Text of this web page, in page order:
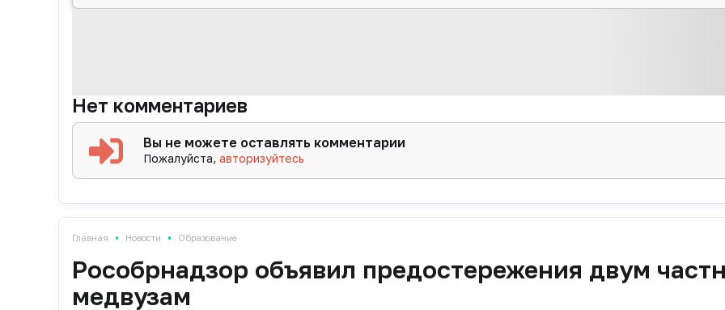
Нет комментариев
Вы не можете оставлять комментарии
Пожалуйста,авторизуйтесь
Главная • Новости • Образование
Рособрнадзор объявил предостережения двум
медвузам